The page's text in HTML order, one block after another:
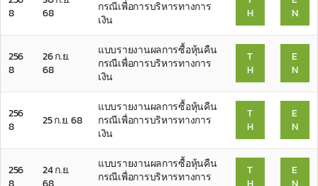
8
68
กรณีเพื่อการบริหารทางการ
เงิน
H
N
256
8
26 ก.ย.
68
แบบรายงานผลการซื้อหุ้นคืน
กรณีเพื่อการบริหารทางการ
เงิน
T
H
E
N
256
8
25 ก.ย. 68
แบบรายงานผลการซื้อหุ้นคืน
กรณีเพื่อการบริหารทางการ
เงิน
T
H
E
N
256
24 ก.ย.
แบบรายงานผลการซื้อหุ้นคืน
กรณีเพื่อการบริหารทางการ
T
E